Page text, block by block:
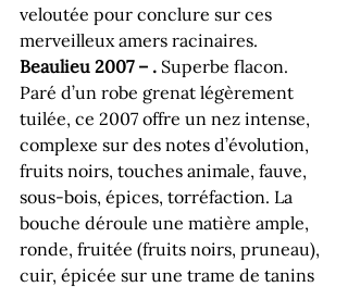
veloutée pour conclure sur ces
merveilleux amers racinaires.
Beaulieu 2007 – . Superbe flacon.
Paré d’un robe grenat légèrement
tuilée, ce 2007 offre un nez intense,
complexe sur des notes d’évolution,
fruits noirs, touches animale, fauve,
sous-bois, épices, torréfaction. La
bouche déroule une matière ample,
ronde, fruitée (fruits noirs, pruneau),
cuir, épicée sur une trame de tanins